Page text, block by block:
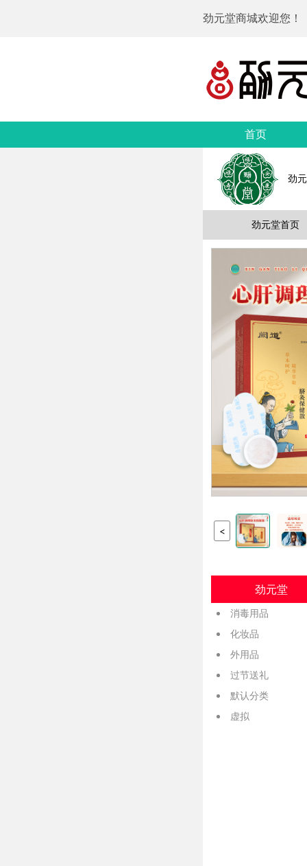
劲元堂商城欢迎您！
首页
劲
劲元堂首页
<
劲元堂
消毒用品
化妆品
外用品
过节送礼
默认分类
虚拟